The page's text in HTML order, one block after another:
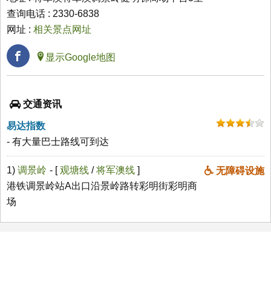
查询电话 : 2330-6838
网址 : 相关景点网址
显示Google地图
交通资讯
易达指数
- 有大量巴士路线可到达
1) 调景岭 无障碍设施
- [观塘线 /将军澳线 ]
港铁调景岭站A出口沿景岭路转彩明街彩明商
场